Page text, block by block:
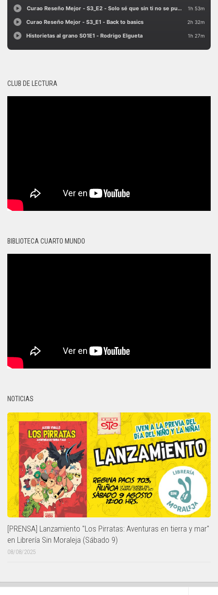
CLUB DE LECTURA
BIBLIOTECA CUARTO MUNDO
NOTICIAS
[PRENSA] Lanzamiento "Los Pirratas: Aventuras en tierra y mar"
en Librería Sin Moraleja (Sábado 9)
08/08/2025